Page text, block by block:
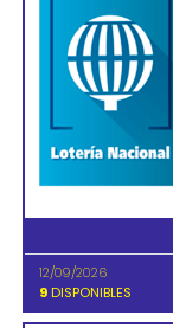
12/09/2026
9 DISPONIBLES